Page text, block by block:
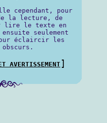
cependant, pour
la lecture, de
lire le texte en
seulement
éclaircir les
obscurs.
AVERTISSEMENT]